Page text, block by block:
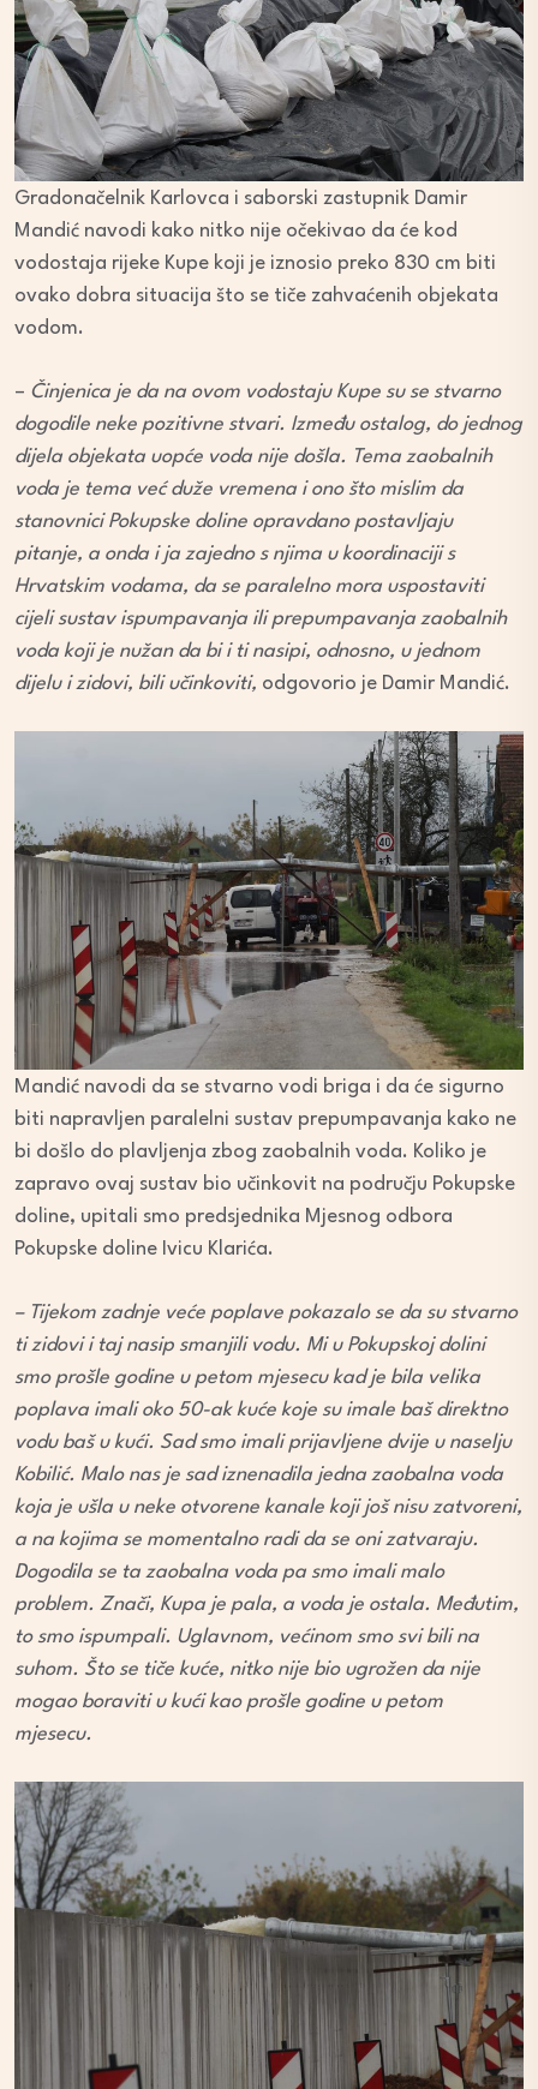
Gradonačelnik Karlovca i saborski zastupnik Damir
Mandić navodi kako nitko nije očekivao da će kod
vodostaja rijeke Kupe koji je iznosio preko 830 cm biti
ovako dobra situacija što se tiče zahvaćenih objekata
vodom.
– Činjenica je da na ovom vodostaju Kupe su se stvarno
dogodile neke pozitivne stvari. Između ostalog, do jednog
dijela objekata uopće voda nije došla. Tema zaobalnih
voda je tema već duže vremena i ono što mislim da
stanovnici Pokupske doline opravdano postavljaju
pitanje, a onda i ja zajedno s njima u koordinaciji s
Hrvatskim vodama, da se paralelno mora uspostaviti
cijeli sustav ispumpavanja ili prepumpavanja zaobalnih
voda koji je nužan da bi i ti nasipi, odnosno, u jednom
dijelu i zidovi, bili učinkoviti, odgovorio je Damir Mandić.
Mandić navodi da se stvarno vodi briga i da će sigurno
biti napravljen paralelni sustav prepumpavanja kako ne
bi došlo do plavljenja zbog zaobalnih voda. Koliko je
zapravo ovaj sustav bio učinkovit na području Pokupske
doline, upitali smo predsjednika Mjesnog odbora
Pokupske doline Ivicu Klarića.
– Tijekom zadnje veće poplave pokazalo se da su stvarno
ti zidovi i taj nasip smanjili vodu. Mi u Pokupskoj dolini
smo prošle godine u petom mjesecu kad je bila velika
poplava imali oko 50-ak kuće koje su imale baš direktno
vodu baš u kući. Sad smo imali prijavljene dvije u naselju
Kobilić. Malo nas je sad iznenadila jedna zaobalna voda
koja je ušla u neke otvorene kanale koji još nisu zatvoreni,
a na kojima se momentalno radi da se oni zatvaraju.
Dogodila se ta zaobalna voda pa smo imali malo
problem. Znači, Kupa je pala, a voda je ostala. Međutim,
to smo ispumpali. Uglavnom, većinom smo svi bili na
suhom. Što se tiče kuće, nitko nije bio ugrožen da nije
mogao boraviti u kući kao prošle godine u petom
mjesecu.